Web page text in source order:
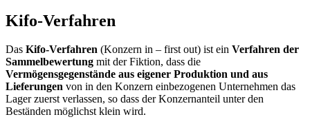
Kifo-Verfahren
Das Kifo-Verfahren (Konzern in – first out) ist ein Verfahren der
Sammelbewertung mit der Fiktion, dass die
Vermögensgegenstände aus eigener Produktion und aus
Lieferungen von in den Konzern einbezogenen Unternehmen das
Lager zuerst verlassen, so dass der Konzernanteil unter den
Beständen möglichst klein wird.